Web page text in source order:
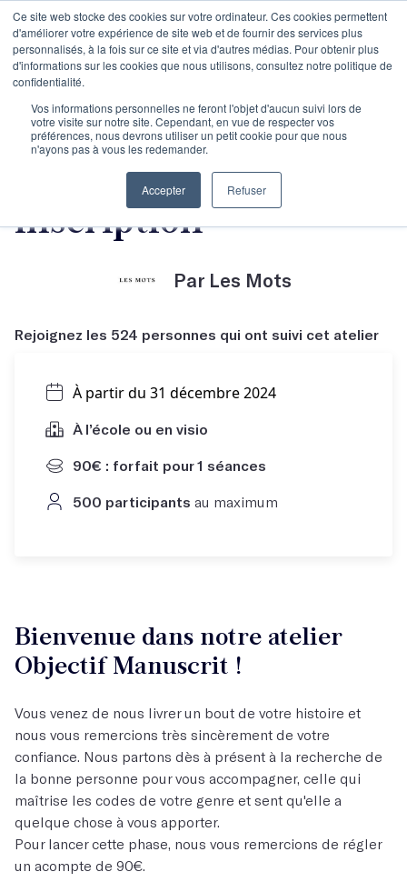
Ce site web stocke des cookies sur votre ordinateur. Ces cookies permettent
d'améliorer votre expérience de site web et de fournir des services plus
personnalisés, à la fois sur ce site et via d'autres médias. Pour obtenir plus
d'informations sur les cookies que nous utilisons, consultez notre politique de
confidentialité.
Vos informations personnelles ne feront l'objet d'aucun suivi lors de
votre visite sur notre site. Cependant, en vue de respecter vos
préférences, nous devrons utiliser un petit cookie pour que nous
n'ayons pas à vous les redemander.
Accepter Refuser
Objectif Manuscrit -
Je finalise mon
inscription
Par Les Mots
Rejoignez les 524 personnes qui ont suivi cet atelier
À partir du 31 décembre 2024
À l’école ou en visio
90€ : forfait pour 1 séances
500 participants au maximum
Bienvenue dans notre atelier
Objectif Manuscrit !
Vous venez de nous livrer un bout de votre histoire et
nous vous remercions très sincèrement de votre
confiance. Nous partons dès à présent à la recherche de
la bonne personne pour vous accompagner, celle qui
maîtrise les codes de votre genre et sent qu'elle a
quelque chose à vous apporter.
Pour lancer cette phase, nous vous remercions de régler
un acompte de 90€.